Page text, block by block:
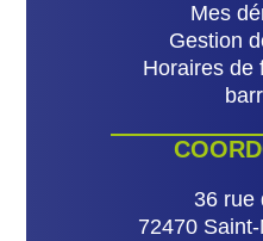
Mes
Gestion
Horaires de
36 rue
72470